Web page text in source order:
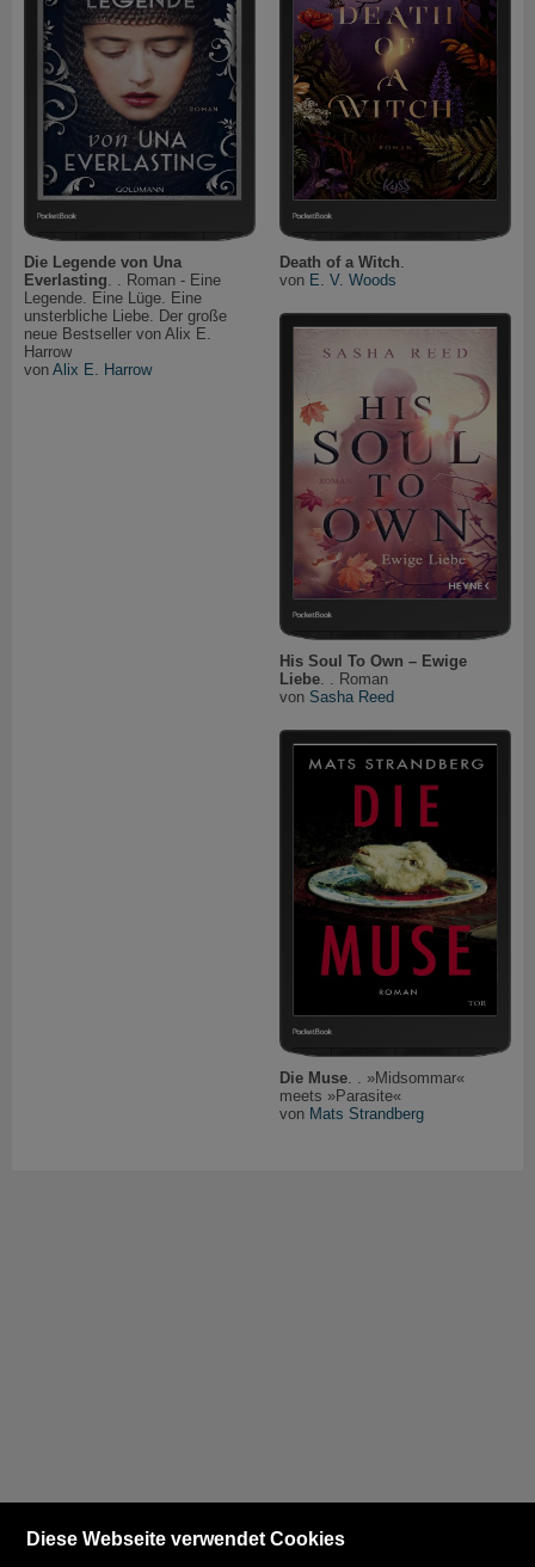
Die Legende von Una
Everlasting. . Roman - Eine
Legende. Eine Lüge. Eine
unsterbliche Liebe. Der große
neue Bestseller von Alix E.
Harrow
von Alix E. Harrow
Death of a Witch.
von E. V. Woods
His Soul To Own – Ewige
Liebe. . Roman
von Sasha Reed
Die Muse. . »Midsommar«
meets »Parasite«
von Mats Strandberg
Diese Webseite verwendet Cookies